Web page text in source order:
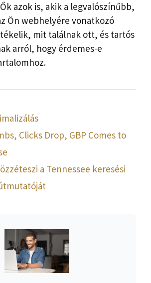
azok is, akik a legvalószínűbb,
Ön webhelyére vonatkozó
mit találnak ott, és tartós
arról, hogy érdemes-e
Clicks Drop, GBP Comes to
a Tennessee keresési